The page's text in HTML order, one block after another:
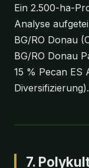
Ein 2.500-ha-
Analyse
BG/RO Donau
BG/RO Donau
15 % Pecan ES
Diversifizierung).
7.